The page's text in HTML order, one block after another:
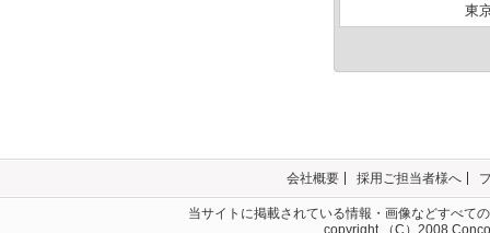
東
会社概要 採用ご担当者様へ
当サイトに掲載されている情報・画像などすべて
copyright （C）2008